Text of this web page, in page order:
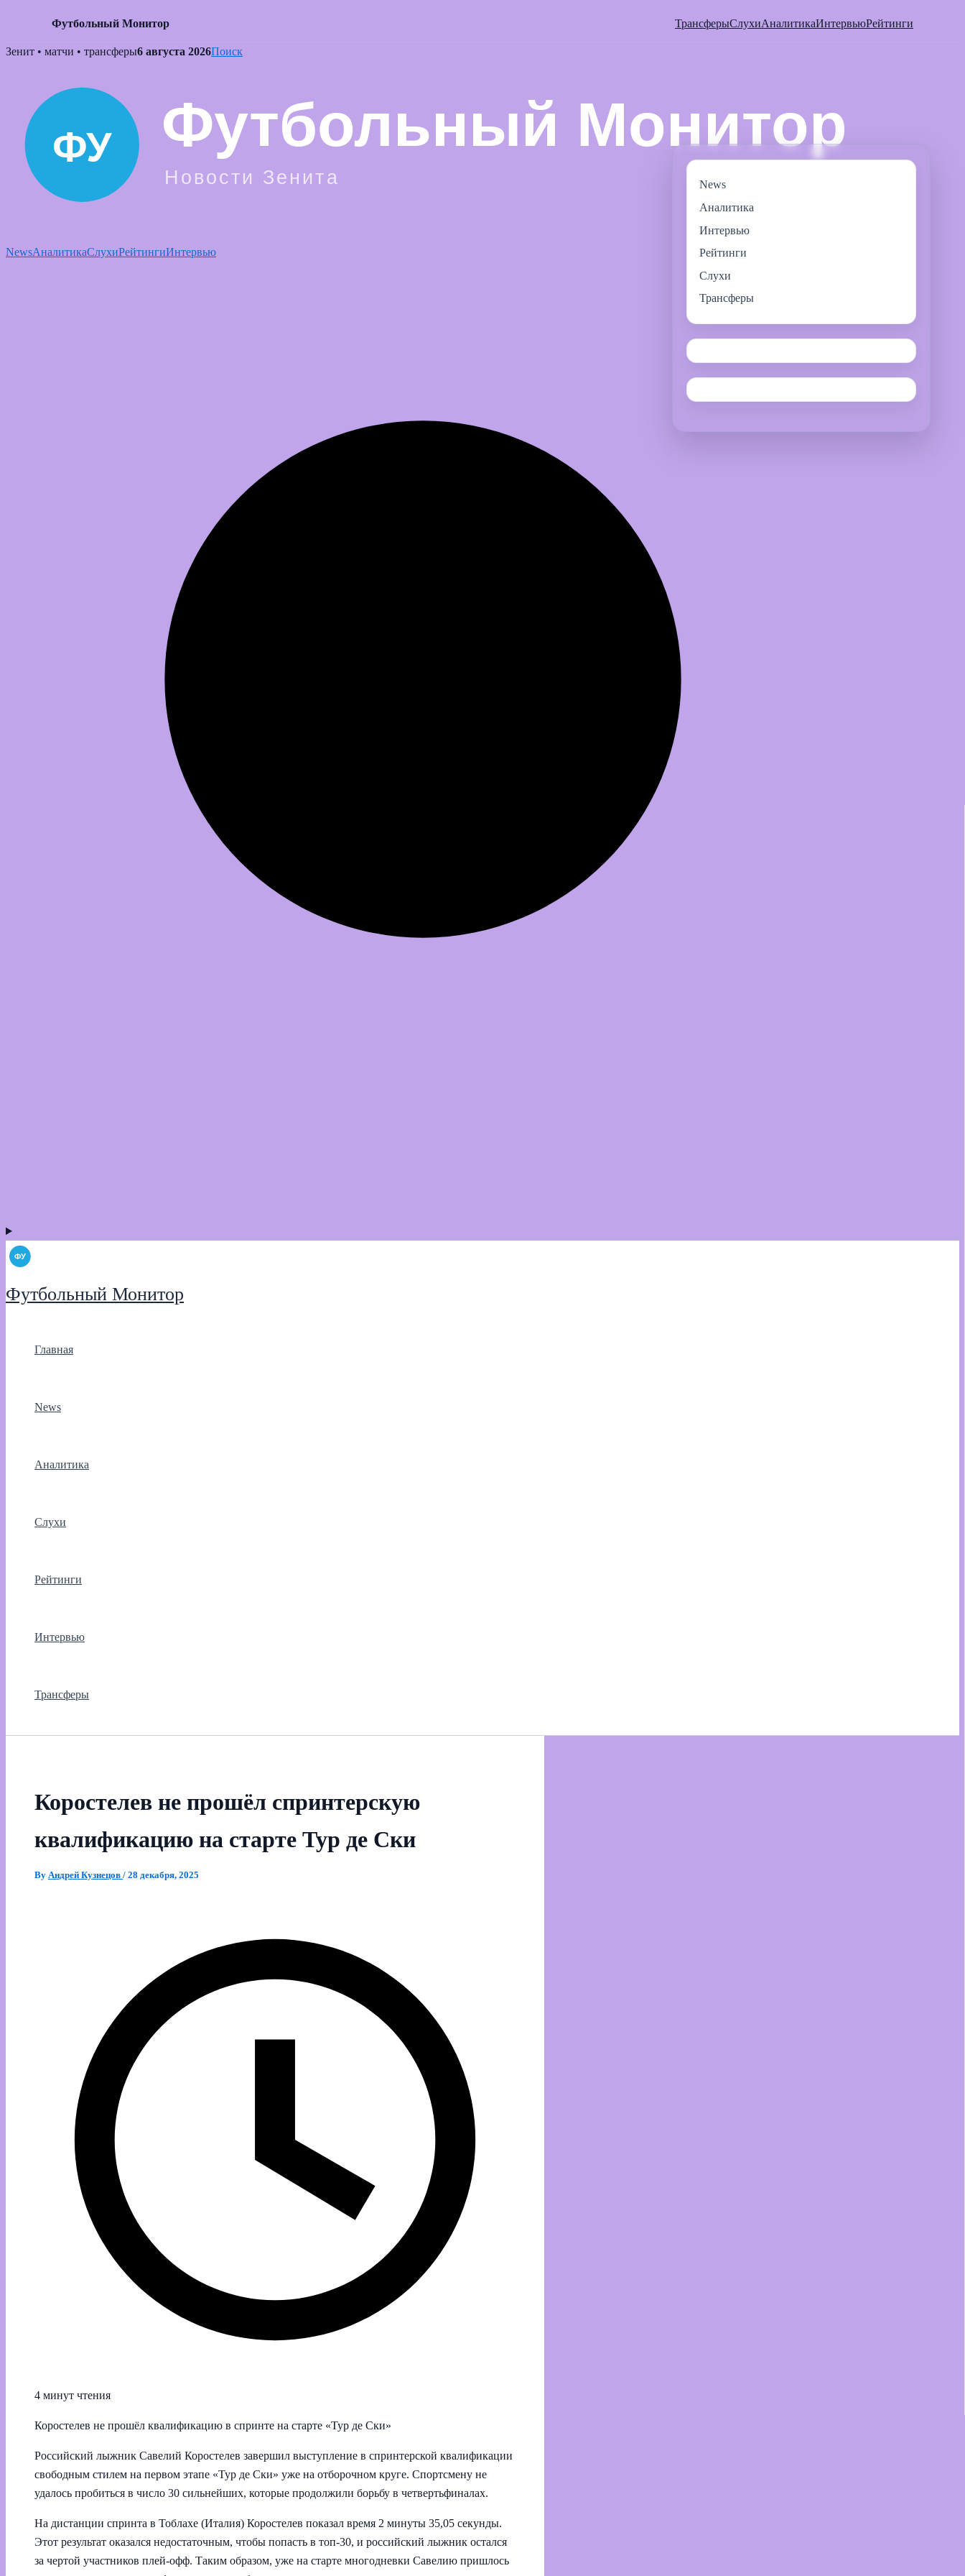
Футбольный Монитор ТрансферыСлухиАналитикаИнтервьюРейтинги
Skip
Зенит • матчи • трансферы6 августа 2026Поиск
NewsАналитикаСлухиРейтингиИнтервью
Футбольный Монитор
Главная
News
Аналитика
Слухи
Рейтинги
Интервью
Трансферы
Коростелев не прошёл спринтерскую
квалификацию на старте Тур де Ски
By Андрей Кузнецов / 28 декабря, 2025
4 минут чтения
Коростелев не прошёл квалификацию в спринте на старте «Тур де Ски»
Российский лыжник Савелий Коростелев завершил выступление в спринтерской квалификации
свободным стилем на первом этапе «Тур де Ски» уже на отборочном круге. Спортсмену не
удалось пробиться в число 30 сильнейших, которые продолжили борьбу в четвертьфиналах.
На дистанции спринта в Тоблахе (Италия) Коростелев показал время 2 минуты 35,05 секунды.
Этот результат оказался недостаточным, чтобы попасть в топ‑30, и российский лыжник остался
за чертой участников плей‑офф. Таким образом, уже на старте многодневки Савелию пришлось
News
Аналитика
Интервью
Рейтинги
Слухи
Трансферы